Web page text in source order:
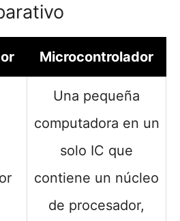
Microcontrolador
Una pequeña
computadora en un
solo IC que
contiene un núcleo
de procesador,